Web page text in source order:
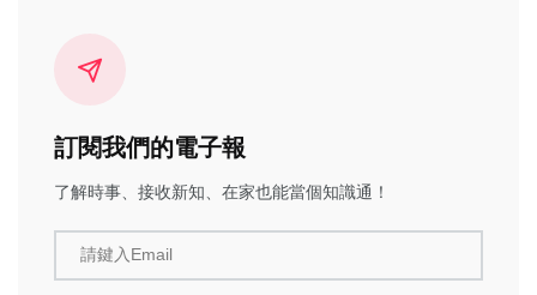
訂閱我們的電子報
了解時事、接收新知、在家也能當個知識通！
請鍵入Email